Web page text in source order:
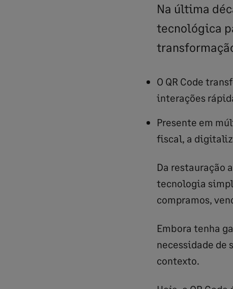
Na última
tecnológica
O QR Code
interações
Presente em
fiscal, a
Da restauração
tecnologia
compramos,
Embora tenha
necessidade de
contexto.